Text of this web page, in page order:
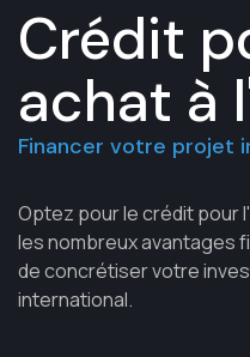
Crédit
achat à
Financer votre projet
Optez pour le crédit pour
les nombreux avantages
de concrétiser votre
international.